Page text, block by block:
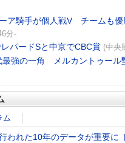
ア騎手が個人戦V チームも
分-
パードSと中京でCBC賞 (中央
最強の一角 メルカントゥール
ム
われた10年のデータが重要